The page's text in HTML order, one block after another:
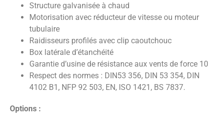
Structure galvanisée à chaud
Motorisation avec réducteur de vitesse ou moteur
tubulaire
Raidisseurs profilés avec clip caoutchouc
Box latérale d’étanchéité
Garantie d’usine de résistance aux vents de force 10
Respect des normes : DIN53 356, DIN 53 354, DIN
4102 B1, NFP 92 503, EN, ISO 1421, BS 7837.
Options :